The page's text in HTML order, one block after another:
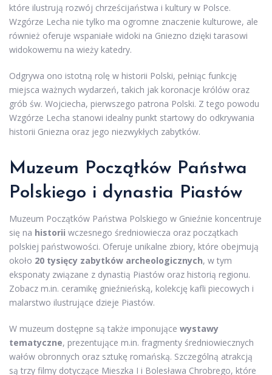
które ilustrują rozwój chrześcijaństwa i kultury w Polsce.
Wzgórze Lecha nie tylko ma ogromne znaczenie kulturowe, ale
również oferuje wspaniałe widoki na Gniezno dzięki tarasowi
widokowemu na wieży katedry.
Odgrywa ono istotną rolę w historii Polski, pełniąc funkcję
miejsca ważnych wydarzeń, takich jak koronacje królów oraz
grób św. Wojciecha, pierwszego patrona Polski. Z tego powodu
Wzgórze Lecha stanowi idealny punkt startowy do odkrywania
historii Gniezna oraz jego niezwykłych zabytków.
Muzeum Początków Państwa
Polskiego i dynastia Piastów
Muzeum Początków Państwa Polskiego w Gnieźnie koncentruje
się na historii wczesnego średniowiecza oraz początkach
polskiej państwowości. Oferuje unikalne zbiory, które obejmują
około 20 tysięcy zabytków archeologicznych, w tym
eksponaty związane z dynastią Piastów oraz historią regionu.
Zobacz m.in. ceramikę gnieźnieńską, kolekcję kafli piecowych i
malarstwo ilustrujące dzieje Piastów.
W muzeum dostępne są także imponujące wystawy
tematyczne, prezentujące m.in. fragmenty średniowiecznych
wałów obronnych oraz sztukę romańską. Szczególną atrakcją
są trzy filmy dotyczące Mieszka I i Bolesława Chrobrego, które